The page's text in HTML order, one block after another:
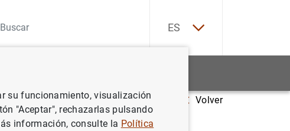
ES
Volver
su funcionamiento, visualización
"Aceptar", rechazarlas pulsando
información, consulte la Política